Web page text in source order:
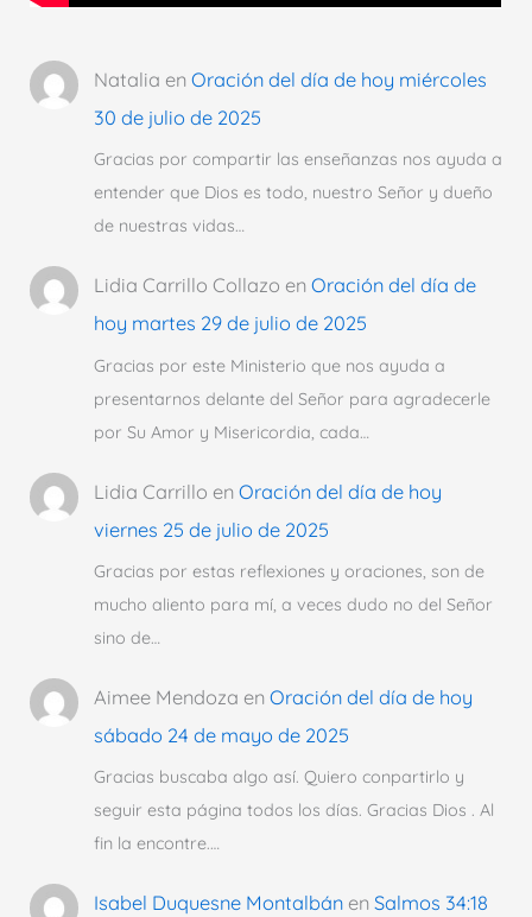
Natalia en Oración del día de hoy miércoles
30 de julio de 2025
Gracias por compartir las enseñanzas nos ayuda a
entender que Dios es todo, nuestro Señor y dueño
de nuestras vidas…
Lidia Carrillo Collazo en Oración del día de
hoy martes 29 de julio de 2025
Gracias por este Ministerio que nos ayuda a
presentarnos delante del Señor para agradecerle
por Su Amor y Misericordia, cada…
Lidia Carrillo en Oración del día de hoy
viernes 25 de julio de 2025
Gracias por estas reflexiones y oraciones, son de
mucho aliento para mí, a veces dudo no del Señor
sino de…
Aimee Mendoza en Oración del día de hoy
sábado 24 de mayo de 2025
Gracias buscaba algo así. Quiero conpartirlo y
seguir esta página todos los días. Gracias Dios . Al
fin la encontre.…
Isabel Duquesne Montalbánen Salmos 34:18